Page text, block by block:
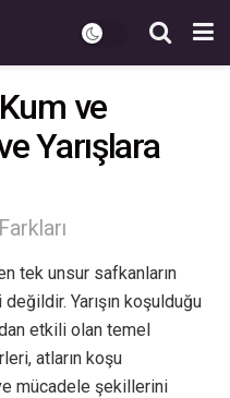
ve
Yarışlara
tek unsur safkanların
Yarışın koşulduğu
etkili olan temel
atların koşu
mücadele şekillerini